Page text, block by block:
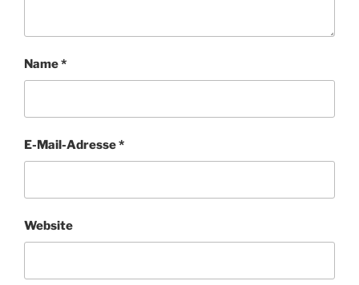
Name*
E-Mail-Adresse*
Website